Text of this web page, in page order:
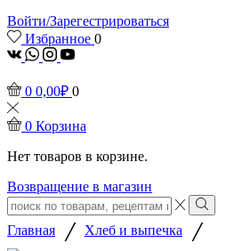
Войти/Зарегестрироваться
Избранное 0
vk Whatsapp
Instagram
Youtube
0 0,00₽ 0
0 Корзина
Нет товаров в корзине.
Возвращение в магазин
Search
input
Search
Главная / Хлеб и выпечка /